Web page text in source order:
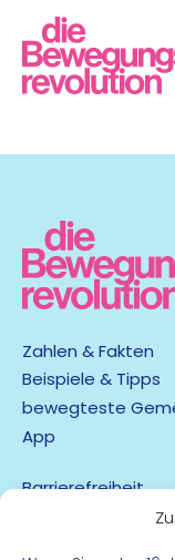
Zahlen & Fakten
Beispiele & Tipps
bewegteste
App
Barrierefreiheit